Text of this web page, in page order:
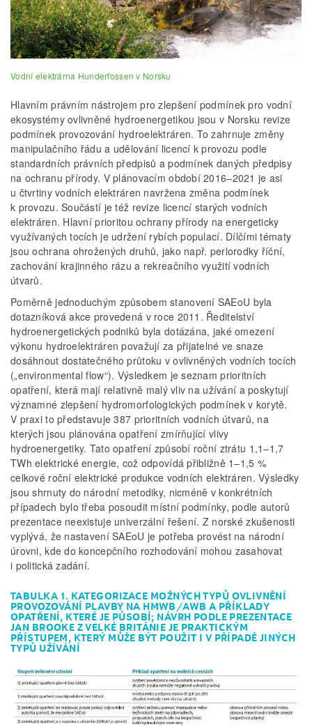
Vodní elektrárna Hunderfossen v Norsku
Hlavním právním nástrojem pro zlepšení podmínek pro vodní
ekosystémy ovlivněné hydroenergetikou jsou v Norsku revize
podmínek provozování hydroelektráren. To zahrnuje změny
manipulačního řádu a udělování licencí k provozu podle
standardních právních předpisů a podmínek daných předpisy
na ochranu přírody. V plánovacím období 2016–2021 je asi
u čtvrtiny vodních elektráren navržena změna podmínek
k provozu. Součástí je též revize licencí starých vodních
elektráren. Hlavní prioritou ochrany přírody na energeticky
využívaných tocích je udržení rybích populací. Dílčími tématy
jsou ochrana ohrožených druhů, jako např. perlorodky říční,
zachování krajinného rázu a rekreačního využití vodních
útvarů.
Poměrně jednoduchým způsobem stanovení SAEoU byla
dotazníková akce provedená v roce 2011. Ředitelství
hydroenergetických podniků byla dotázána, jaké omezení
výkonu hydroelektráren považují za přijatelné ve snaze
dosáhnout dostatečného průtoku v ovlivněných vodních tocích
(„environmental flow“). Výsledkem je seznam prioritních
opatření, která mají relativně malý vliv na užívání a poskytují
významné zlepšení hydromorfologických podmínek v korytě.
V praxi to představuje 387 prioritních vodních útvarů, na
kterých jsou plánována opatření zmírňující vlivy
hydroenergetiky. Tato opatření způsobí roční ztrátu 1,1–1,7
TWh elektrické energie, což odpovídá přibližně 1–1,5 %
celkové roční elektrické produkce vodních elektráren. Výsledky
jsou shrnuty do národní metodiky, nicméně v konkrétních
případech bylo třeba posoudit místní podmínky, podle autorů
prezentace neexistuje univerzální řešení. Z norské zkušenosti
vyplývá, že nastavení SAEoU je potřeba provést na národní
úrovni, kde do koncepčního rozhodování mohou zasahovat
i politická zadání.
TABULKA 1. KATEGORIZACE MOŽNÝCH TYPŮ OVLIVNĚNÍ
PROVOZOVÁNÍ PLAVBY NA HMWB/AWB A PŘÍKLADY
OPATŘENÍ, KTERÉ JE PŮSOBÍ; NÁVRH PODLE PREZENTACE
JAN BROOKE Z VELKÉ BRITÁNIE JE PRAKTICKÝM
PŘÍSTUPEM, KTERÝ MŮŽE BÝT POUŽIT I V PŘÍPADĚ JINÝCH
TYPŮ UŽÍVÁNÍ